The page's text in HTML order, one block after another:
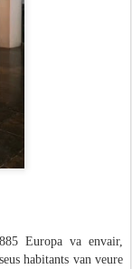
Europa va envair,
habitants van veure